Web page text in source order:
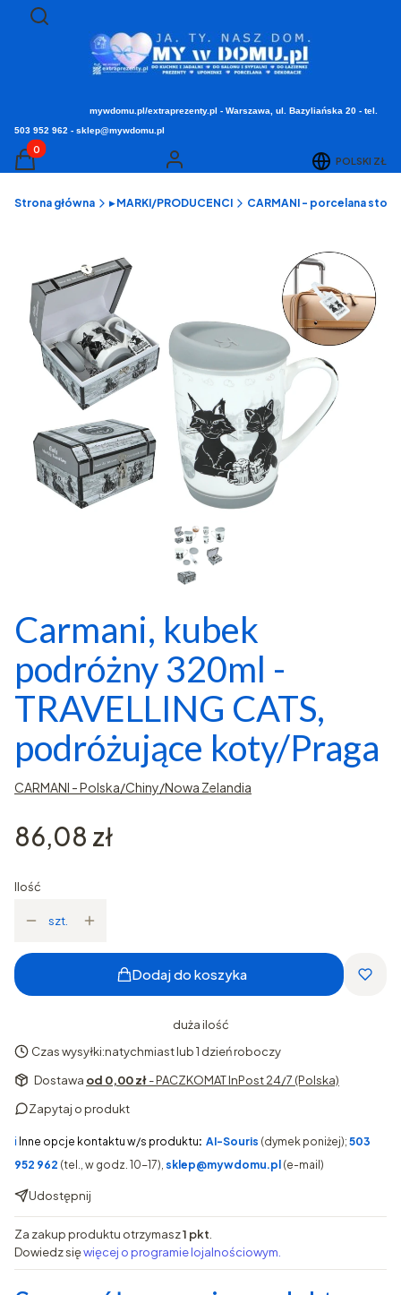
Otwórz wyszukiwarkę
Szukaj
mywdomu.pl/extraprezenty.pl - Warszawa, ul. Bazyliańska 20 - tel.
503 952 962 - sklep@mywdomu.pl
Produkty w koszyku: 0. Zobacz szczegóły
Koszyk Zaloguj się POLSKI ZŁ
Strona główna ▸ MARKI/PRODUCENCI CARMANI - porcelana
Carmani, kubek
podróżny 320ml -
TRAVELLING CATS,
podróżujące koty/Praga
CARMANI - Polska/Chiny/Nowa Zelandia
Cena
86,08 zł
Ilość
szt.
Dodaj do koszyka
duża ilość
Czas wysyłki:natychmiast lub 1 dzień roboczy
Dostawa od 0,00 zł- PACZKOMAT InPost 24/7 (Polska)
Zapytaj o produkt
ℹ️ Inne opcje kontaktu w/s produktu: AI-Souris (dymek poniżej); 503
952 962 (tel., w godz. 10-17), sklep@mywdomu.pl (e-mail)
Udostępnij
Za zakup produktu otrzymasz1 pkt.
Dowiedz sięwięcej o programie lojalnościowym.